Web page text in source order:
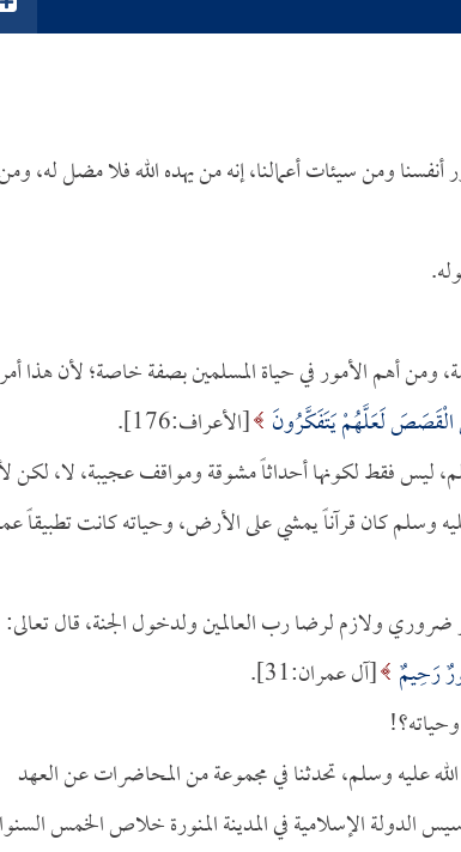
ومن سيئات أعمالنا، إنه من يهده الله فلا مضل له،
ومن أهم الأمور في حياة المسلمين بصفة خاصة؛ لأن هذا
لَعَلَّهُمْ يَتَفَكَّرُونَ [الأعراف:176].
فقط لكونها أحداثاً مشوقة ومواقف عجيبة، لا، لكن
وسلم كان قرآناً يمشي على الأرض، وحياته كانت تطبيقاً
ضروري ولازم لرضا رب العالمين ولدخول الجنة، قال تعالى:
رَحِيمٌ [آل عمران:31].
عليه وسلم، تحدثنا في مجموعة من المحاضرات عن العهد
الدولة الإسلامية في المدينة المنورة خلاص الخمس